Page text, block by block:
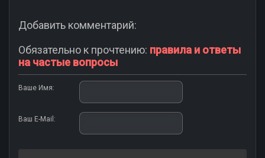
Добавить комментарий:
Обязательно к прочтению: правила и ответы
на частые вопросы
Ваше Имя:
Ваш E-Mail: